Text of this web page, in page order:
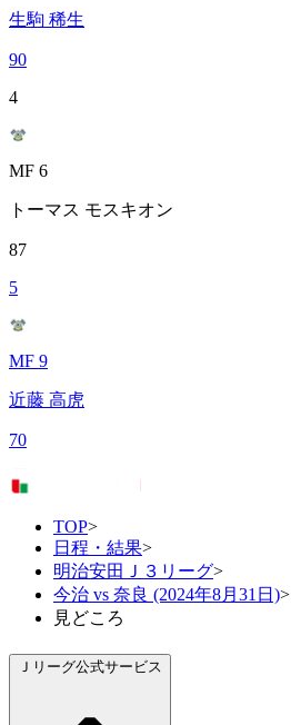
生駒 稀生
90
4
MF 6
トーマス モスキオン
87
5
MF 9
近藤 高虎
70
TOP>
日程・結果>
明治安田Ｊ３リーグ>
今治 vs 奈良 (2024年8月31日)>
見どころ
Ｊリーグ公式サービス